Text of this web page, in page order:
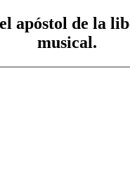
apóstol de la
musical.